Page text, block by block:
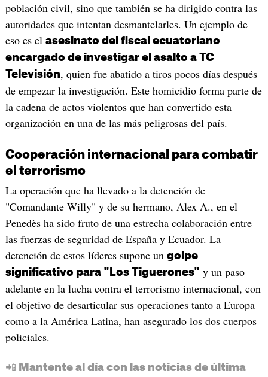
población civil, sino que también se ha dirigido contra las
autoridades que intentan desmantelarles. Un ejemplo de
eso es el asesinato del fiscal ecuatoriano
encargado de investigar el asalto a TC
Televisión, quien fue abatido a tiros pocos días después
de empezar la investigación. Este homicidio forma parte de
la cadena de actos violentos que han convertido esta
organización en una de las más peligrosas del país.
Cooperación internacional para combatir
el terrorismo
La operación que ha llevado a la detención de
"Comandante Willy" y de su hermano, Alex A., en el
Penedès ha sido fruto de una estrecha colaboración entre
las fuerzas de seguridad de España y Ecuador. La
detención de estos líderes supone un golpe
significativo para "Los Tiguerones" y un paso
adelante en la lucha contra el terrorismo internacional, con
el objetivo de desarticular sus operaciones tanto a Europa
como a la América Latina, han asegurado los dos cuerpos
policiales.
📲 Mantente al día con las noticias de última